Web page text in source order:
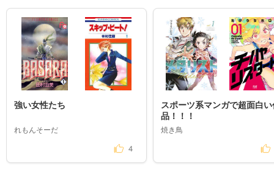
強い女性たち
れもんそーだ
4
スポーツ系マンガで超面白
品！！！
焼き鳥